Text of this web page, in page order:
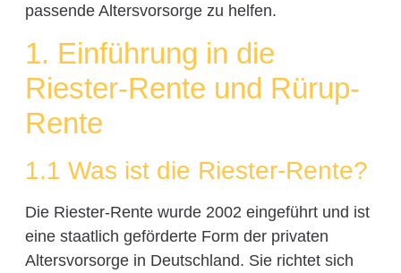
passende Altersvorsorge zu helfen.
1. Einführung in die
Riester-Rente und Rürup-
Rente
1.1 Was ist die Riester-Rente?
Die Riester-Rente wurde 2002 eingeführt und ist
eine staatlich geförderte Form der privaten
Altersvorsorge in Deutschland. Sie richtet sich